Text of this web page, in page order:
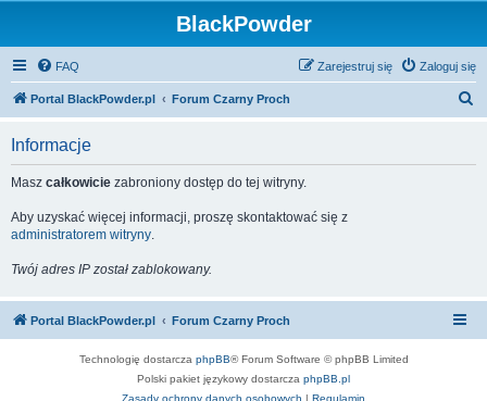
BlackPowder
FAQ Zaloguj się
Zarejestruj się
Portal BlackPowder.pl Forum Czarny Proch
Informacje
Masz całkowicie zabroniony dostęp do tej witryny.
Aby uzyskać więcej informacji, proszę skontaktować się z
administratorem witryny.
Twój adres IP został zablokowany.
Portal BlackPowder.pl Forum Czarny Proch
Technologię dostarcza phpBB® Forum Software © phpBB Limited
Polski pakiet językowy dostarcza phpBB.pl
Zasady ochrony danych osobowych | Regulamin